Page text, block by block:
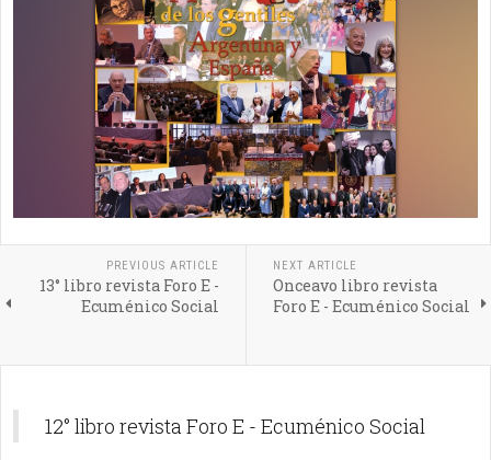
PREVIOUS ARTICLE
13° libro revista Foro E -
Ecuménico Social
NEXT ARTICLE
Onceavo libro revista
Foro E - Ecuménico Social
12° libro revista Foro E - Ecuménico Social